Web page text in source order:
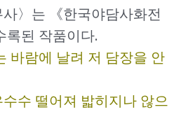
사〉는 《한국야담사화전
록된 작품이다.
바람에 날려 저 담장을 안
수 떨어져 밟히지나 않으